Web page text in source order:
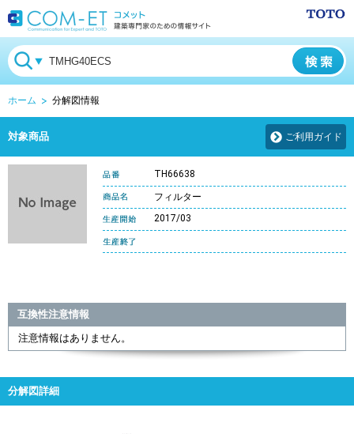
ホーム 分解図情報
対象商品 ご利用ガイド
TH66638
フィルター
2017/03
互換性注意情報
注意情報はありません。
分解図詳細